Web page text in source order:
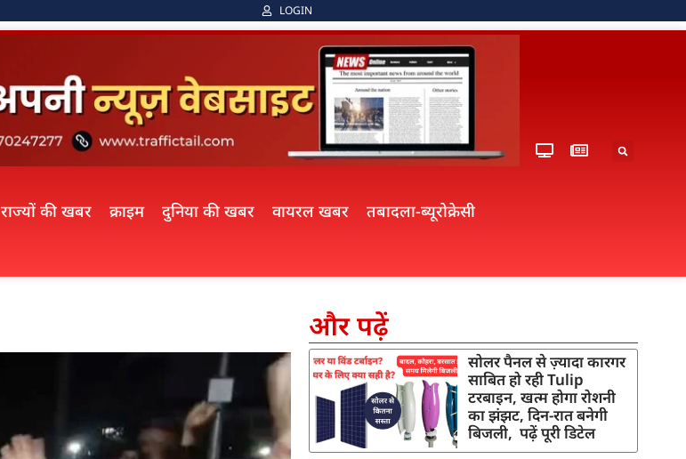
LOGIN
राज्यों की खबर क्राइम दुनिया की खबर वायरल खबर
तबादला-ब्यूरोक्रेसी
और पढ़ें
सोलर पैनल से ज़्यादा कारगर
साबित हो रही Tulip
टरबाइन, खत्म होगा रोशनी
का झंझट, दिन-रात बनेगी
बिजली, पढ़ें पूरी डिटेल